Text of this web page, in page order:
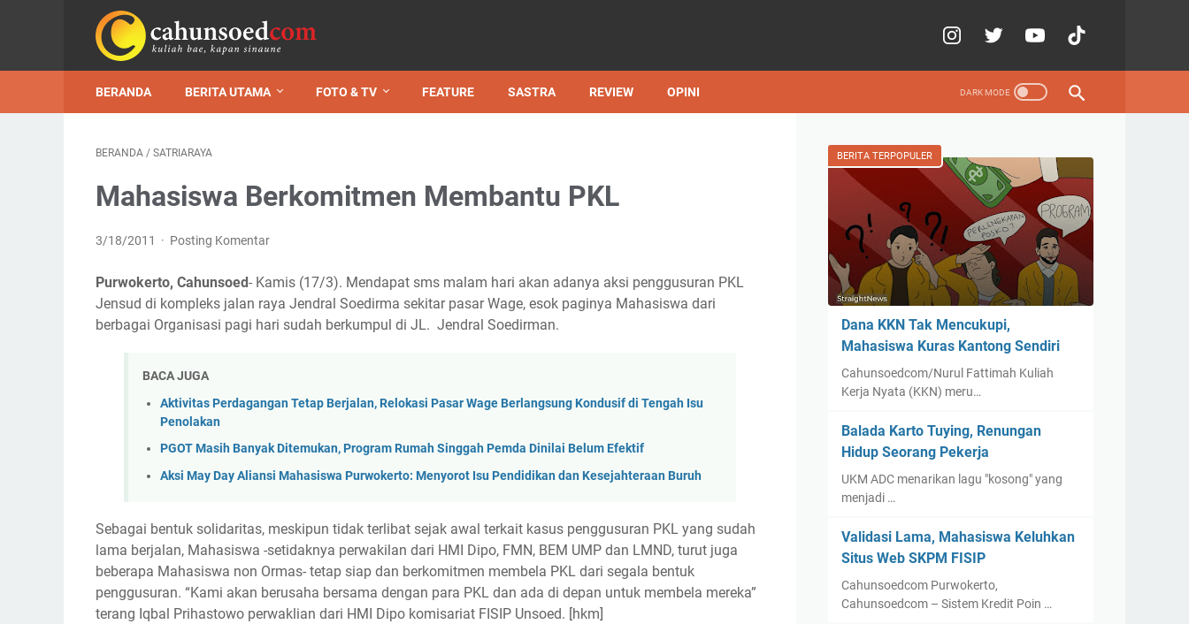
BERANDA BERITA UTAMA FOTO & TV FEATURE SASTRA REVIEW OPINI
BERANDA / SATRIARAYA
Mahasiswa Berkomitmen Membantu PKL
3/18/2011 Posting Komentar
Purwokerto, Cahunsoed- Kamis (17/3). Mendapat sms malam hari akan adanya aksi penggusuran PKL
Jensud di kompleks jalan raya Jendral Soedirma sekitar pasar Wage, esok paginya Mahasiswa dari
berbagai Organisasi pagi hari sudah berkumpul di JL. Jendral Soedirman.
BACA JUGA
Aktivitas Perdagangan Tetap Berjalan, Relokasi Pasar Wage Berlangsung Kondusif di Tengah Isu
Penolakan
PGOT Masih Banyak Ditemukan, Program Rumah Singgah Pemda Dinilai Belum Efektif
Aksi May Day Aliansi Mahasiswa Purwokerto: Menyorot Isu Pendidikan dan Kesejahteraan Buruh
Sebagai bentuk solidaritas, meskipun tidak terlibat sejak awal terkait kasus penggusuran PKL yang sudah
lama berjalan, Mahasiswa -setidaknya perwakilan dari HMI Dipo, FMN, BEM UMP dan LMND, turut juga
beberapa Mahasiswa non Ormas- tetap siap dan berkomitmen membela PKL dari segala bentuk
penggusuran. “Kami akan berusaha bersama dengan para PKL dan ada di depan untuk membela mereka”
terang Iqbal Prihastowo perwaklian dari HMI Dipo komisariat FISIP Unsoed. [hkm]
BERITA TERPOPULER
Dana KKN Tak Mencukupi,
Mahasiswa Kuras Kantong Sendiri
Cahunsoedcom/Nurul Fattimah Kuliah
Kerja Nyata (KKN) meru…
Balada Karto Tuying, Renungan
Hidup Seorang Pekerja
UKM ADC menarikan lagu "kosong" yang
menjadi …
Validasi Lama, Mahasiswa Keluhkan
Situs Web SKPM FISIP
Cahunsoedcom Purwokerto,
Cahunsoedcom – Sistem Kredit Poin …